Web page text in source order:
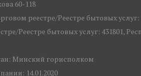
60-118
реестре/Реестре бытовых услуг:
Реестре бытовых услуг: 431801,
Минский горисполком
14.01.2020